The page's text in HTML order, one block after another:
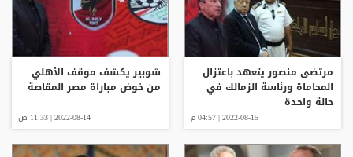
مرتضى منصور يتعهد باعتزال
المحاماة ورئاسة الزمالك في
حالة واحدة
2022-08-15 | 04:57 م
شوبير يكشف موقف الأهلي
من خوض مباراة مصر المقاصة
2022-08-14 | 11:33 ص